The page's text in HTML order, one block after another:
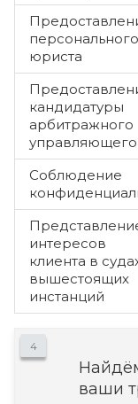
персонального
юриста
кандидатуры
арбитражного
управляющего
Соблюдение
интересов
клиента в
вышестоящих
инстанций
4
ваши